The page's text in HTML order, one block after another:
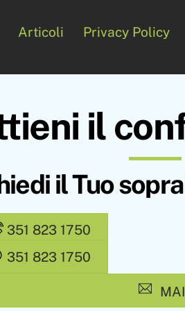
Articoli Privacy Policy
il
il Tuo
351 823 1750
351 823 1750